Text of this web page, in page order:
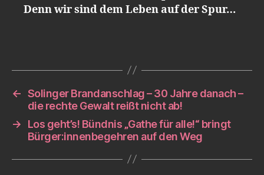
Denn wir sind dem Leben auf der Spur…
← Solinger Brandanschlag – 30 Jahre danach –
die rechte Gewalt reißt nicht ab!
→
Los geht’s! Bündnis „Gathe für alle!“ bringt
Bürger:innenbegehren auf den Weg